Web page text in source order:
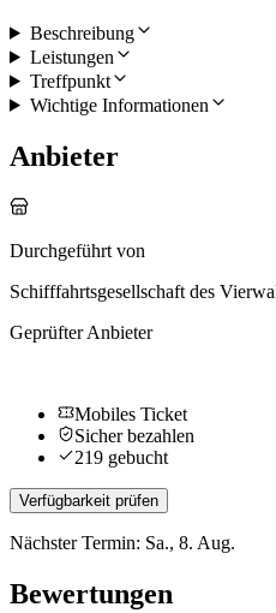
Beschreibung
Leistungen
Treffpunkt
Wichtige Informationen
Anbieter
Durchgeführt von
Schifffahrtsgesellschaft des
Geprüfter Anbieter
Mobiles Ticket
Sicher bezahlen
219 gebucht
Verfügbarkeit prüfen
Nächster Termin: Sa., 8. Aug.
Bewertungen